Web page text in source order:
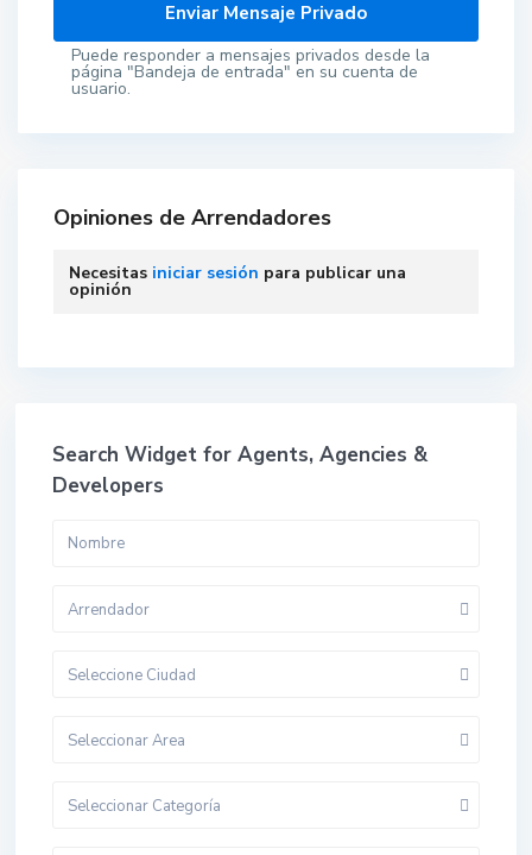
Puede responder a mensajes privados desde la
página "Bandeja de entrada" en su cuenta de
usuario.
Opiniones de Arrendadores
Necesitas iniciar sesión para publicar una
opinión
Search Widget for Agents, Agencies &
Developers
Arrendador
Seleccione Ciudad
Seleccionar Area
Seleccionar Categoría